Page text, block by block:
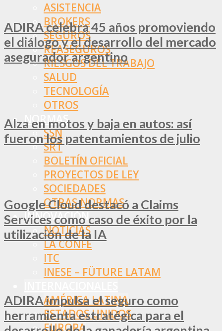
ASISTENCIA
BROKERS
SEGUROS
REASEGUROS
RIESGOS DEL TRABAJO
SALUD
TECNOLOGÍA
OTROS
NORMAS
SSN
SRT
BOLETÍN OFICIAL
PROYECTOS DE LEY
SOCIEDADES
OTRAS NORMAS
INNOVACIÓN
NOTICIAS
LA CONFE
ITC
INESE – FÜTURE LATAM
AMÉRICA LATINA
ESTADOS UNIDOS
EUROPA
ADIRA celebra 45 años promoviendo
el diálogo y el desarrollo del mercado
asegurador argentino
Alza en motos y baja en autos: así
fueron los patentamientos de julio
Google Cloud destacó a Claims
Services como caso de éxito por la
utilización de la IA
ADIRA impulsa el seguro como
herramienta estratégica para el